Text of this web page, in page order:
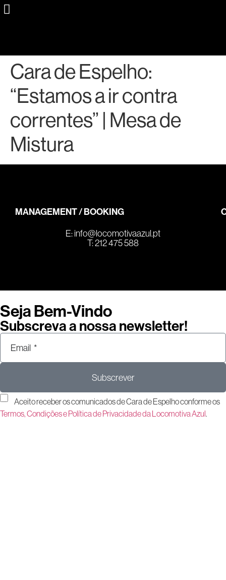
Cara de Espelho:
“Estamos a ir contra
correntes” | Mesa de
Mistura
MANAGEMENT / BOOKING
E:info@locomotivaazul.pt
T: 212 475 588
Seja Bem-Vindo
Subscreva a nossa newsletter!
Aceito receber os comunicados de Cara de Espelho conforme os
Termos, Condições e Política de Privacidade da Locomotiva Azul.
Subscrever